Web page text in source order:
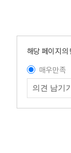
해당 페이지의
매우만족